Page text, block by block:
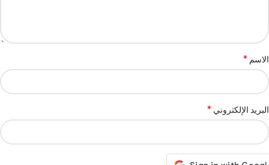
الاسم *
البريد الإلكتروني *